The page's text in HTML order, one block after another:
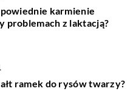
karmienie
problemach z laktacją?
ramek do rysów twarzy?